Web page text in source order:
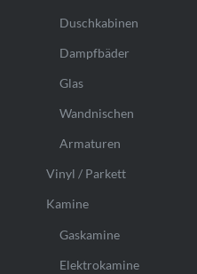
Duschkabinen
Dampfbäder
Glas
Wandnischen
Armaturen
Vinyl / Parkett
Kamine
Gaskamine
Elektrokamine